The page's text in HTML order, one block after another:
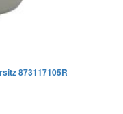
873117105R